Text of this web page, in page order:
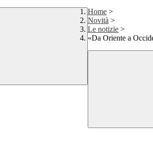
Home >
Novità >
Le notizie >
«Da Oriente a